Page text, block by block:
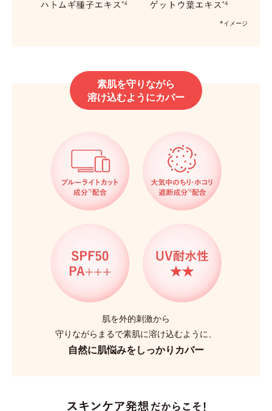
*イメージ
素肌を守りながら
溶け込むようにカバー
肌を外的刺激から
守りながらまるで素肌に溶け込むように、
自然に肌悩みをしっかりカバー